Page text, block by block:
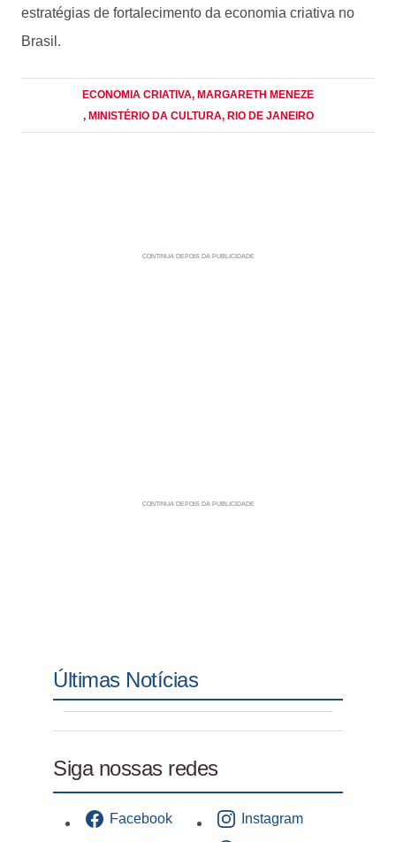
estratégias de fortalecimento da economia criativa no
Brasil.
ECONOMIA CRIATIVA, MARGARETH MENEZE
, MINISTÉRIO DA CULTURA, RIO DE JANEIRO
Últimas Notícias
Siga nossas redes
Facebook
Instagram